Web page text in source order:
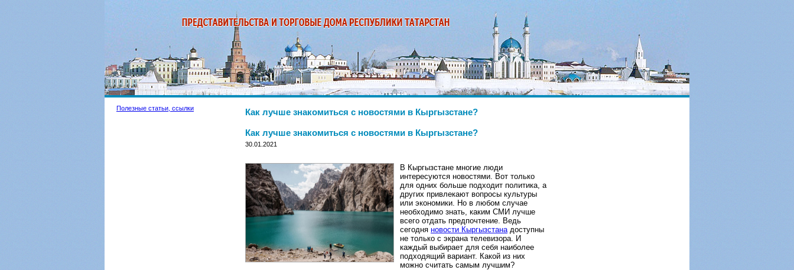
Полезные статьи, ссылки Как лучше знакомиться с новостями в Кыргызстане?
Как лучше знакомиться с новостями в Кыргызстане?
30.01.2021
В Кыргызстане многие люди
интересуются новостями. Вот только
для одних больше подходит политика, а
других привлекают вопросы культуры
или экономики. Но в любом случае
необходимо знать, каким СМИ лучше
всего отдать предпочтение. Ведь
сегодня новости Кыргызстана доступны
не только с экрана телевизора. И
каждый выбирает для себя наиболее
подходящий вариант. Какой из них
можно считать самым лучшим?